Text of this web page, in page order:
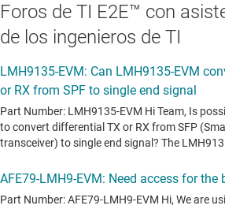
Foros de TI E2E™ con
de los ingenieros de TI